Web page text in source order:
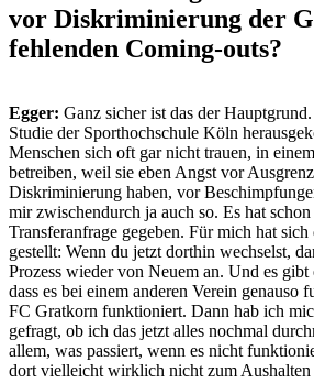
vor Diskriminierung der
fehlenden Coming-outs?
Egger: Ganz sicher ist das der
Studie der Sporthochschule Köln
Menschen sich oft gar nicht trauen, in
betreiben, weil sie eben Angst vor
Diskriminierung haben, vor
mir zwischendurch ja auch so. Es hat
Transferanfrage gegeben. Für mich hat
gestellt: Wenn du jetzt dorthin wechselst,
Prozess wieder von Neuem an. Und es
dass es bei einem anderen Verein genauso
FC Gratkorn funktioniert. Dann hab ich
gefragt, ob ich das jetzt alles nochmal
allem, was passiert, wenn es nicht
dort vielleicht wirklich nicht zum